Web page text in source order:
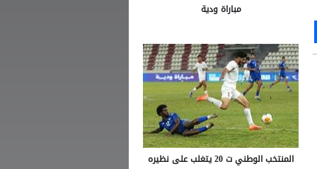
مباراة ودية
المنتخب الوطني ت 20 يتغلب على نظيره